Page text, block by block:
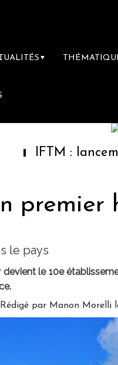
▼
: lancement
premier
le pays
le 10e
Rédigé par Manon Morelli